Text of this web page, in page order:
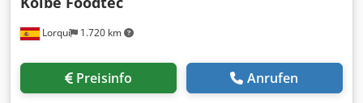
Lorquí 1.720 km
Preisinfo Anrufen